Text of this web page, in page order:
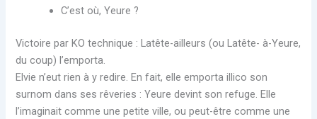
C’est où, Yeure ?
Victoire par KO technique : Latête-ailleurs (ou Latête- à-Yeure,
du coup) l’emporta.
Elvie n’eut rien à y redire. En fait, elle emporta illico son
surnom dans ses rêveries : Yeure devint son refuge. Elle
l’imaginait comme une petite ville, ou peut-être comme une